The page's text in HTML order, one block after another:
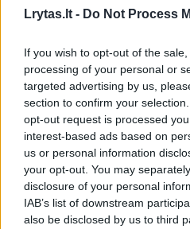
Lrytas.lt - Do Not Process
If you wish to opt-out of the
processing of your personal or
targeted advertising by us,
section to confirm your
opt-out request is processed
interest-based ads based on
us or personal information
your opt-out. You may
disclosure of your personal
IAB’s list of downstream
also be disclosed by us to third
Žiūrimiausi
Vaizdai iš tragiškos avarijos
vaiko gyvybių išgelbėti